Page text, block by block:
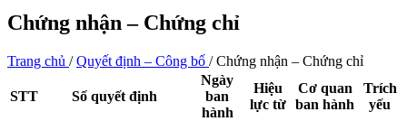
Chứng nhận – Chứng chỉ
Trang chủ / Quyết định – Công bố / Chứng nhận – Chứng chỉ
STT Số quyết định
Ngày
ban
hành
Hiệu
lực từ
Cơ quan
ban hành
Trích
yếu